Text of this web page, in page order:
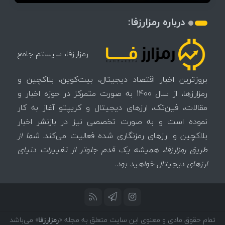
درباره رمزارزفا:
رمزارزفا، سیستم جامع
بروزترین اخبار اقتصاد دیجیتال، بیت‌کوین، بلاکچین و
رمزارزها، از سال 1400 به صورت متمرکز در حوزه اخبار و
مقالات، فین‌تک، ارزهای‌ دیجیتال و کریپتو آغاز به کار
نموده است و به صورت تخصصی نیز در بازنشر اخبار
بلاکچین و ارزهای رمزنگاری شده فعالیت می‌کند.شما از
طریق رمزارزفا، همیشه یک قدم جلوتر از تغییرات دنیای
ارزهای دیجیتال خواهید بود.
تمام حقوق مادی و معنوی این سایت متعلق به مجله «رمزارزفا» می‌باشد